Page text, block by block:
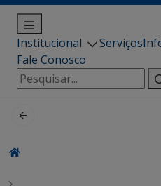
Institucional Serviços
Fale Conosco
Pesquisar
por: